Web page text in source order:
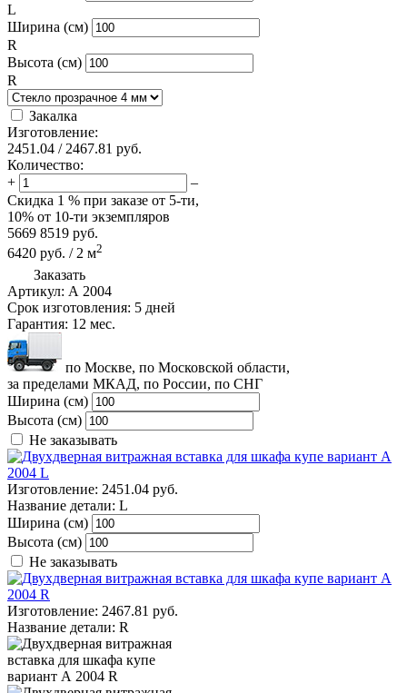
L
Ширина (см)
R
Высота (см)
R
Закалка
Изготовление:
2451.04 / 2467.81 руб.
Количество:
+
–
Скидка 1 % при заказе от 5-ти,
10% от 10-ти экземпляров
5669 8519 руб.
6420 руб. / 2 м2
Заказать
Артикул: А 2004
Срок изготовления: 5 дней
Гарантия: 12 мес.
по Москве, по Московской области,
за пределами МКАД, по России, по СНГ
Ширина (см)
Высота (см)
Не заказывать
Изготовление: 2451.04 руб.
Название детали: L
Ширина (см)
Высота (см)
Не заказывать
Изготовление: 2467.81 руб.
Название детали: R